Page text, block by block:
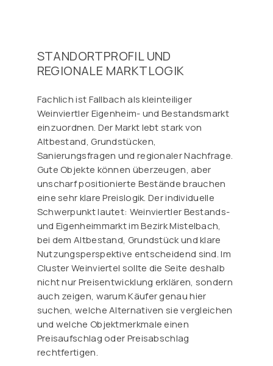
STANDORTPROFIL UND
REGIONALE MARKTLOGIK
Fachlich ist Fallbach als kleinteiliger
Weinviertler Eigenheim- und Bestandsmarkt
einzuordnen. Der Markt lebt stark von
Altbestand, Grundstücken,
Sanierungsfragen und regionaler Nachfrage.
Gute Objekte können überzeugen, aber
unscharf positionierte Bestände brauchen
eine sehr klare Preislogik. Der individuelle
Schwerpunkt lautet: Weinviertler Bestands-
und Eigenheimmarkt im Bezirk Mistelbach,
bei dem Altbestand, Grundstück und klare
Nutzungsperspektive entscheidend sind. Im
Cluster Weinviertel sollte die Seite deshalb
nicht nur Preisentwicklung erklären, sondern
auch zeigen, warum Käufer genau hier
suchen, welche Alternativen sie vergleichen
und welche Objektmerkmale einen
Preisaufschlag oder Preisabschlag
rechtfertigen.